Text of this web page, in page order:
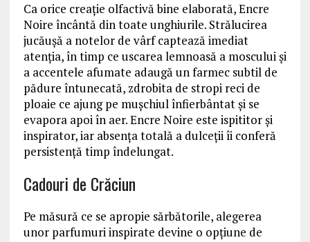
Ca orice creație olfactivă bine elaborată, Encre
Noire încântă din toate unghiurile. Strălucirea
jucăușă a notelor de vârf captează imediat
atenția, în timp ce uscarea lemnoasă a moscului și
a accentele afumate adaugă un farmec subtil de
pădure întunecată, zdrobita de stropi reci de
ploaie ce ajung pe mușchiul înfierbântat și se
evapora apoi în aer. Encre Noire este ispititor și
inspirator, iar absența totală a dulceții îi conferă
persistență timp îndelungat.
Cadouri de Crăciun
Pe măsură ce se apropie sărbătorile, alegerea
unor parfumuri inspirate devine o opțiune de